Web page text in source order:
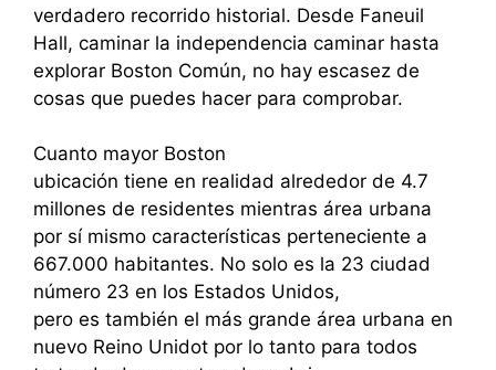
verdadero recorrido historial. Desde Faneuil
Hall, caminar la independencia caminar hasta
explorar Boston Común, no hay escasez de
cosas que puedes hacer para comprobar.
Cuanto mayor Boston
ubicación tiene en realidad alrededor de 4.7
millones de residentes mientras área urbana
por sí mismo características perteneciente a
667.000 habitantes. No solo es la 23 ciudad
número 23 en los Estados Unidos,
pero es también el más grande área urbana en
nuevo Reino Unidot por lo tanto para todos